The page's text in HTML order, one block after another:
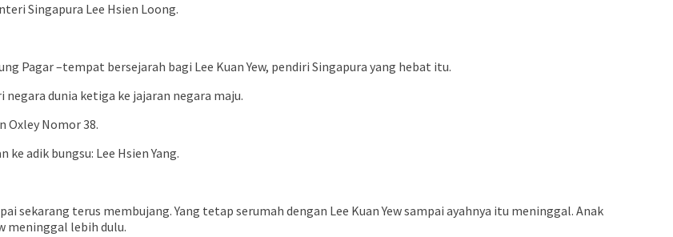
Singapura Lee Hsien Loong.
Pagar –tempat bersejarah bagi Lee Kuan Yew, pendiri Singapura yang hebat itu.
negara dunia ketiga ke jajaran negara maju.
Oxley Nomor 38.
adik bungsu: Lee Hsien Yang.
sekarang terus membujang. Yang tetap serumah dengan Lee Kuan Yew sampai ayahnya itu meninggal. Anak
meninggal lebih dulu.